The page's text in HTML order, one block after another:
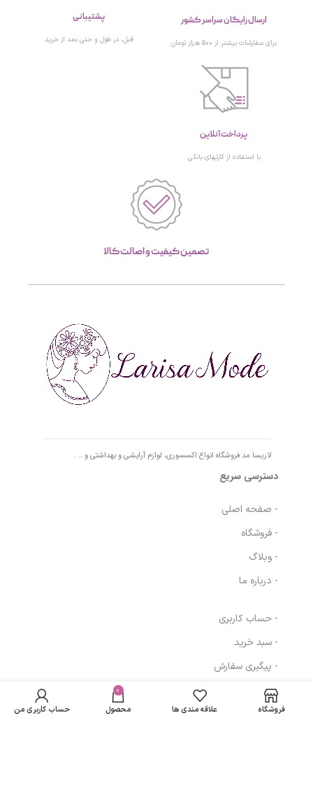
ارسال رایگان سراسر کشور
برای سفارشات بیشتر از 500 هزار تومان
پشتیبانی
قبل، در طول و حتی بعد از خرید
پرداخت آنلاین
با استفاده از کارتهای بانکی
تصمین کیفیت و اصالت کالا
لاریسا مد فروشگاه انواع اکسسوری، لوازم آرایشی و بهداشتی و … .
دسترسی سریع
- صفحه اصلی
- فروشگاه
- وبلاگ
- درباره ما
- حساب کاربری
- سبد خرید
- پیگیری سفارش
- قوانین و مقررات
فروشگاه علاقه مندی ها
0
محصول حساب کاربری من